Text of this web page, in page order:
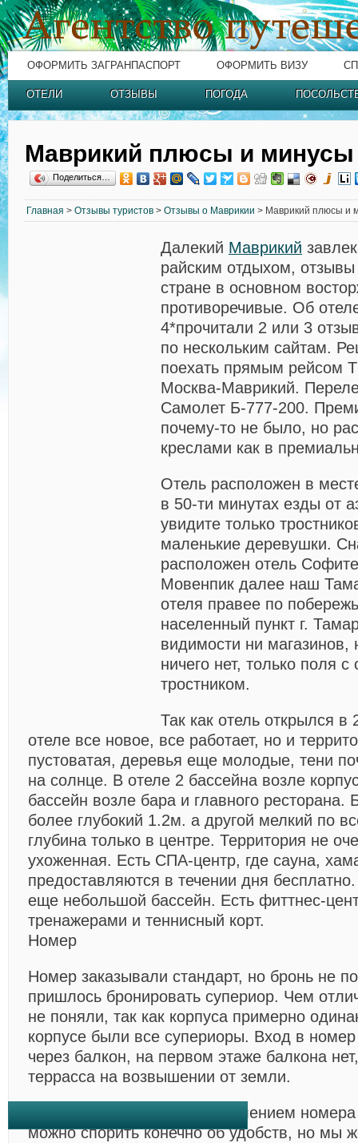
ОФОРМИТЬ ЗАГРАНПАСПОРТ ОФОРМИТЬ ВИЗУ
ОТЕЛИ ОТЗЫВЫ ПОГОДА
Маврикий плюсы и минусы
Поделиться…
Главная > Отзывы туристов > Отзывы о Маврикии > Маврикий плюсы и
Далекий Маврикий
райским отдыхом,
стране в основном
противоречивые. Об
4*прочитали 2 или 3
по нескольким сайтам.
поехать прямым
Москва-Маврикий.
Самолет Б-777-200.
почему-то не было, но
креслами как в
Отель расположен в
в 50-ти минутах езды от
увидите только
маленькие деревушки.
расположен отель
Мовенпик далее наш
отеля правее по
населенный пункт г.
видимости ни магазинов,
ничего нет, только поля
тростником.
Так как отель открылся в
отеле все новое, все работает, но и
пустоватая, деревья еще молодые, тени
на солнце. В отеле 2 бассейна возле
бассейн возле бара и главного ресторана.
более глубокий 1.2м. а другой мелкий по
глубина только в центре. Территория не
ухоженная. Есть СПА-центр, где сауна,
предоставляются в течении дня
еще небольшой бассейн. Есть фиттнес-
тренажерами и теннисный корт.
Номер
Номер заказывали стандарт, но бронь не
пришлось бронировать супериор. Чем
не поняли, так как корпуса примерно
корпусе были все супериоры. Вход в
через балкон, на первом этаже балкона
террасса на возвышении от земли.
Чувствуется, что над оформлением
можно спорить конечно об удобств, но мы